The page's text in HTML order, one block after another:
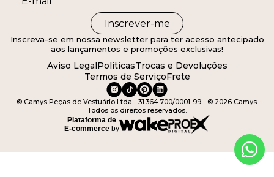
Inscrever-me
Inscreva-se em nossa newsletter para ter acesso antecipado
aos lançamentos e promoções exclusivas!
Aviso LegalPolíticasTrocas e Devoluções
Termos de ServiçoFrete
© Camys Peças de Vestuário Ltda - 31.364.700/0001-99 - © 2026 Camys.
Todos os direitos reservados.
Plataforma de
E-commerce by